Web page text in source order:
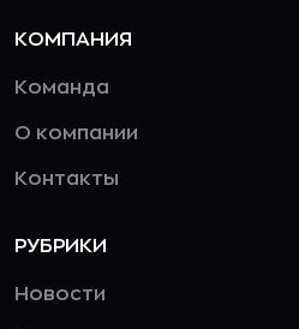
КОМПАНИЯ
Команда
О компании
Контакты
РУБРИКИ
Новости